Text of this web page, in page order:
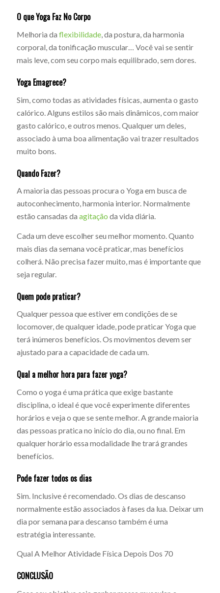
O que Yoga Faz No Corpo
Melhoria da flexibilidade, da postura, da harmonia
corporal, da tonificação muscular… Você vai se sentir
mais leve, com seu corpo mais equilibrado, sem dores.
Yoga Emagrece?
Sim, como todas as atividades físicas, aumenta o gasto
calórico. Alguns estilos são mais dinâmicos, com maior
gasto calórico, e outros menos. Qualquer um deles,
associado à uma boa alimentação vai trazer resultados
muito bons.
Quando Fazer?
A maioria das pessoas procura o Yoga em busca de
autoconhecimento, harmonia interior. Normalmente
estão cansadas da agitação da vida diária.
Cada um deve escolher seu melhor momento. Quanto
mais dias da semana você praticar, mas benefícios
colherá. Não precisa fazer muito, mas é importante que
seja regular.
Quem pode praticar?
Qualquer pessoa que estiver em condições de se
locomover, de qualquer idade, pode praticar Yoga que
terá inúmeros benefícios. Os movimentos devem ser
ajustado para a capacidade de cada um.
Qual a melhor hora para fazer yoga?
Como o yoga é uma prática que exige bastante
disciplina, o ideal é que você experimente diferentes
horários e veja o que se sente melhor. A grande maioria
das pessoas pratica no início do dia, ou no final. Em
qualquer horário essa modalidade lhe trará grandes
benefícios.
Pode fazer todos os dias
Sim. Inclusive é recomendado. Os dias de descanso
normalmente estão associados à fases da lua. Deixar um
dia por semana para descanso também é uma
estratégia interessante.
Qual A Melhor Atividade Física Depois Dos 70
CONCLUSÃO